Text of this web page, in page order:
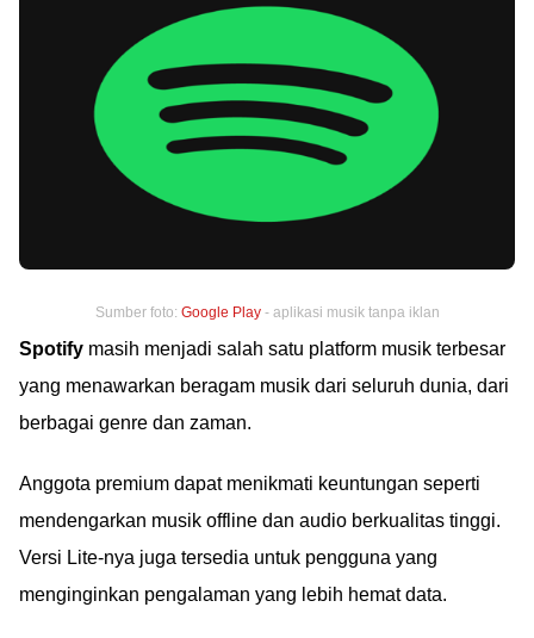
Sumber foto: Google Play- aplikasi musik tanpa iklan
Spotify masih menjadi salah satu platform musik terbesar
yang menawarkan beragam musik dari seluruh dunia, dari
berbagai genre dan zaman.
Anggota premium dapat menikmati keuntungan seperti
mendengarkan musik offline dan audio berkualitas tinggi.
Versi Lite-nya juga tersedia untuk pengguna yang
menginginkan pengalaman yang lebih hemat data.